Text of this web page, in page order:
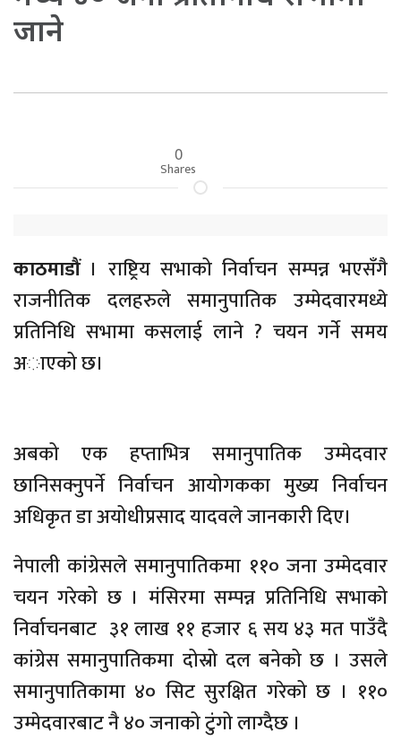
जाने
0
Shares
काठमाडौं। राष्ट्रिय सभाको निर्वाचन सम्पन्न भएसँगै
राजनीतिक दलहरुले समानुपातिक उम्मेदवारमध्ये
प्रतिनिधि सभामा कसलाई लाने ? चयन गर्ने समय
अाएको छ।
अबको एक हप्ताभित्र समानुपातिक उम्मेदवार
छानिसक्नुपर्ने निर्वाचन आयोगकका मुख्य निर्वाचन
अधिकृत डा अयोधीप्रसाद यादवले जानकारी दिए।
नेपाली कांग्रेसले समानुपातिकमा ११० जना उम्मेदवार
चयन गरेको छ । मंसिरमा सम्पन्न प्रतिनिधि सभाको
निर्वाचनबाट ३१ लाख ११ हजार ६ सय ४३ मत पाउँदै
कांग्रेस समानुपातिकमा दोस्रो दल बनेको छ । उसले
समानुपातिकामा ४० सिट सुरक्षित गरेको छ । ११०
उम्मेदवारबाट नै ४० जनाको टुंगो लाग्दैछ ।